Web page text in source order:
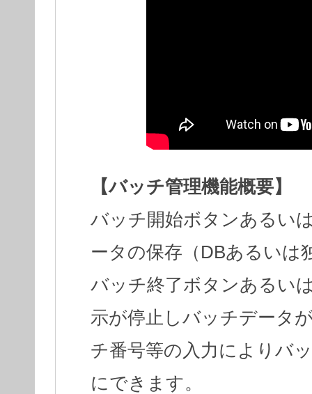
【バッチ管理機能概要】
バッチ開始ボタンあるい
ータの保存（DBあるいは
バッチ終了ボタンあるい
示が停止しバッチデータ
チ番号等の入力によりバ
にできます。